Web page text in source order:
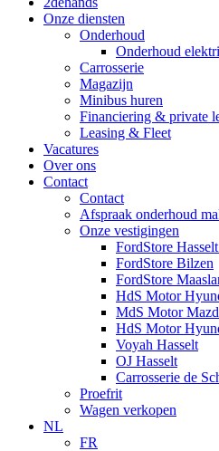
Onze diensten
Onderhoud
Onderhoud
Carrosserie
Magazijn
Minibus huren
Financiering & private
Leasing & Fleet
Vacatures
Over ons
Contact
Contact
Afspraak onderhoud
Onze vestigingen
FordStore
FordStore Bilzen
FordStore
HdS Motor
MdS Motor
HdS Motor
Voyah Hasselt
OJ Hasselt
Carrosserie de
Proefrit
Wagen verkopen
NL
FR